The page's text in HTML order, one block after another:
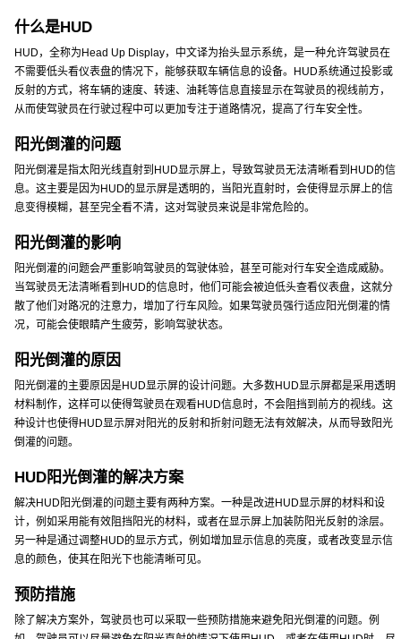
什么是HUD
HUD，全称为Head Up Display，中文译为抬头显示系统，是一种允许驾驶员在
不需要低头看仪表盘的情况下，能够获取车辆信息的设备。HUD系统通过投影或
反射的方式，将车辆的速度、转速、油耗等信息直接显示在驾驶员的视线前方，
从而使驾驶员在行驶过程中可以更加专注于道路情况，提高了行车安全性。
阳光倒灌的问题
阳光倒灌是指太阳光线直射到HUD显示屏上，导致驾驶员无法清晰看到HUD的信
息。这主要是因为HUD的显示屏是透明的，当阳光直射时，会使得显示屏上的信
息变得模糊，甚至完全看不清，这对驾驶员来说是非常危险的。
阳光倒灌的影响
阳光倒灌的问题会严重影响驾驶员的驾驶体验，甚至可能对行车安全造成威胁。
当驾驶员无法清晰看到HUD的信息时，他们可能会被迫低头查看仪表盘，这就分
散了他们对路况的注意力，增加了行车风险。如果驾驶员强行适应阳光倒灌的情
况，可能会使眼睛产生疲劳，影响驾驶状态。
阳光倒灌的原因
阳光倒灌的主要原因是HUD显示屏的设计问题。大多数HUD显示屏都是采用透明
材料制作，这样可以使得驾驶员在观看HUD信息时，不会阻挡到前方的视线。这
种设计也使得HUD显示屏对阳光的反射和折射问题无法有效解决，从而导致阳光
倒灌的问题。
HUD阳光倒灌的解决方案
解决HUD阳光倒灌的问题主要有两种方案。一种是改进HUD显示屏的材料和设
计，例如采用能有效阻挡阳光的材料，或者在显示屏上加装防阳光反射的涂层。
另一种是通过调整HUD的显示方式，例如增加显示信息的亮度，或者改变显示信
息的颜色，使其在阳光下也能清晰可见。
预防措施
除了解决方案外，驾驶员也可以采取一些预防措施来避免阳光倒灌的问题。例